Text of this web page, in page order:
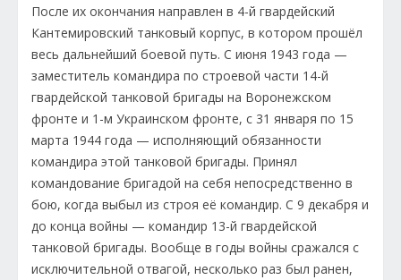
После их окончания направлен в 4-й гвардейский
Кантемировский танковый корпус, в котором прошёл
весь дальнейший боевой путь. С июня 1943 года —
заместитель командира по строевой части 14-й
гвардейской танковой бригады на Воронежском
фронте и 1-м Украинском фронте, с 31 января по 15
марта 1944 года — исполняющий обязанности
командира этой танковой бригады. Принял
командование бригадой на себя непосредственно в
бою, когда выбыл из строя её командир. С 9 декабря и
до конца войны — командир 13-й гвардейской
танковой бригады. Вообще в годы войны сражался с
исключительной отвагой, несколько раз был ранен,